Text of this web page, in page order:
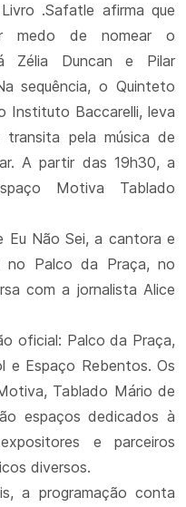
.Safatle afirma que
medo de nomear o
Zélia Duncan e Pilar
sequência, o Quinteto
Instituto Baccarelli, leva
pela música de
A partir das 19h30, a
Motiva Tablado
Eu Não Sei, a cantora e
no Palco da Praça, no
com a jornalista Alice
oficial: Palco da Praça,
e Espaço Rebentos. Os
Tablado Mário de
espaços dedicados à
e parceiros
diversos.
a programação conta